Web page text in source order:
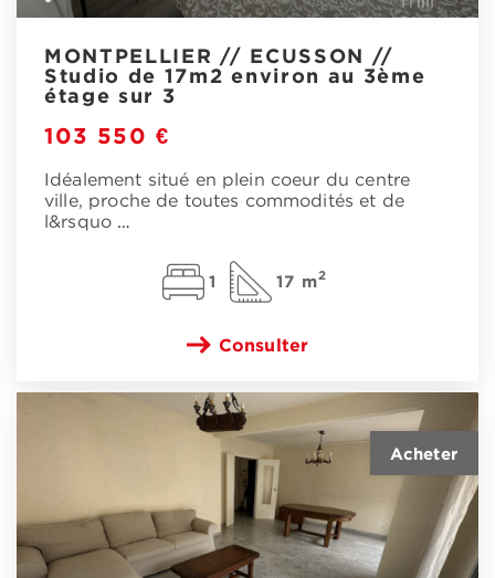
MONTPELLIER // ECUSSON //
Studio de 17m2 environ au 3ème
étage sur 3
103 550 €
Idéalement situé en plein coeur du centre
ville, proche de toutes commodités et de
l&rsquo …
1 17 m2
Consulter